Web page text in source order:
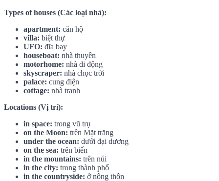
Types of houses (Các loại nhà):
apartment: căn hộ
villa: biệt thự
UFO: đĩa bay
houseboat: nhà thuyền
motorhome: nhà di động
skyscraper: nhà chọc trời
palace: cung điện
cottage: nhà tranh
Locations (Vị trí):
in space: trong vũ trụ
on the Moon: trên Mặt trăng
under the ocean: dưới đại dương
on the sea: trên biển
in the mountains: trên núi
in the city: trong thành phố
in the countryside: ở nông thôn